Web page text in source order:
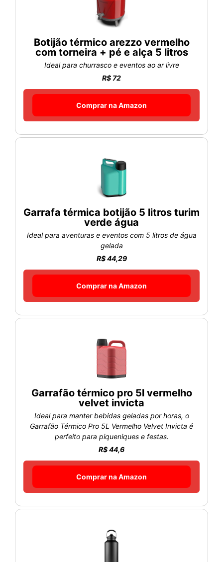
Botijão térmico arezzo vermelho
com torneira + pé e alça 5 litros
Ideal para churrasco e eventos ao ar livre
R$ 72
Comprar na Amazon
Garrafa térmica botijão 5 litros turim
verde água
Ideal para aventuras e eventos com 5 litros de água
gelada
R$ 44,29
Comprar na Amazon
Garrafão térmico pro 5l vermelho
velvet invicta
Ideal para manter bebidas geladas por horas, o
Garrafão Térmico Pro 5L Vermelho Velvet Invicta é
perfeito para piqueniques e festas.
R$ 44,6
Comprar na Amazon